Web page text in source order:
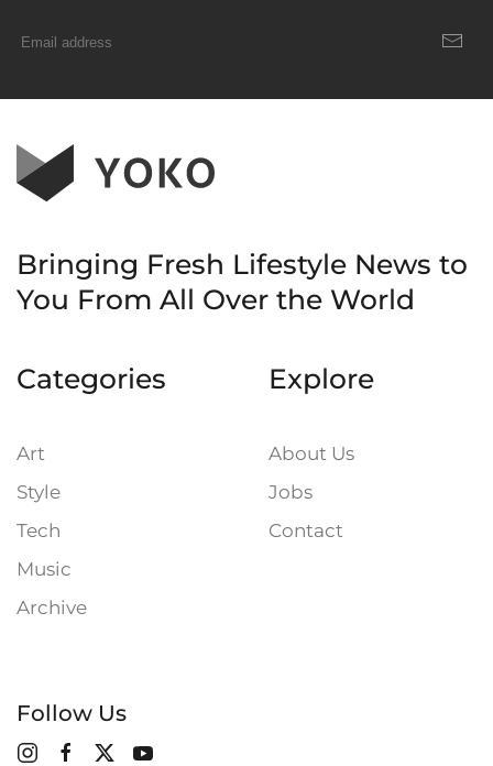
Bringing Fresh Lifestyle News to
You From All Over the World
Categories
Art
Style
Tech
Music
Archive
Explore
About Us
Jobs
Contact
Follow Us